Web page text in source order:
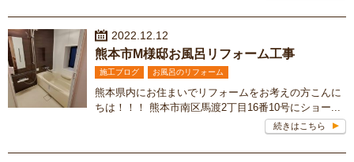
2022.12.12
熊本市M様邸お風呂リフォーム工事
施工ブログ お風呂のリフォーム
熊本県内にお住まいでリフォームをお考えの方こんに
ちは！！！ 熊本市南区馬渡2丁目16番10号にショー...
続きはこちら